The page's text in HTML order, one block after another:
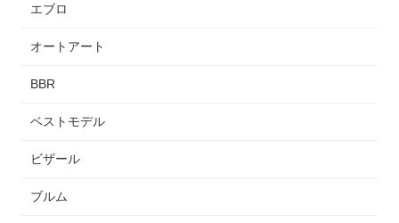
エブロ
オートアート
BBR
ベストモデル
ビザール
ブルム